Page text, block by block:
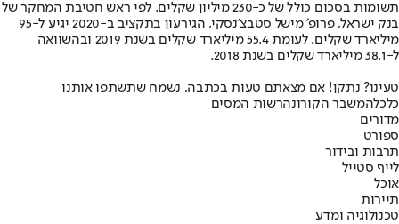
תשומות בסכום כולל של כ-230 מיליון שקלים. לפי ראש חטיבת המחקר של
בנק ישראל, פרופ׳ מישל סטבצ׳נסקי, הגירעון בתקציב ב-2020 יגיע ל-95
מיליארד שקלים, לעומת 55.4 מיליארד שקלים בשנת 2019 ובהשוואה
ל-38.1 מיליארד שקלים בשנת 2018.
טעינו? נתקן! אם מצאתם טעות בכתבה, נשמח שתשתפו אותנו
כלכלהמשבר הקורונהרשות המסים
מדורים
ספורט
תרבות ובידור
לייף סטייל
אוכל
תיירות
טכנולוגיה ומדע